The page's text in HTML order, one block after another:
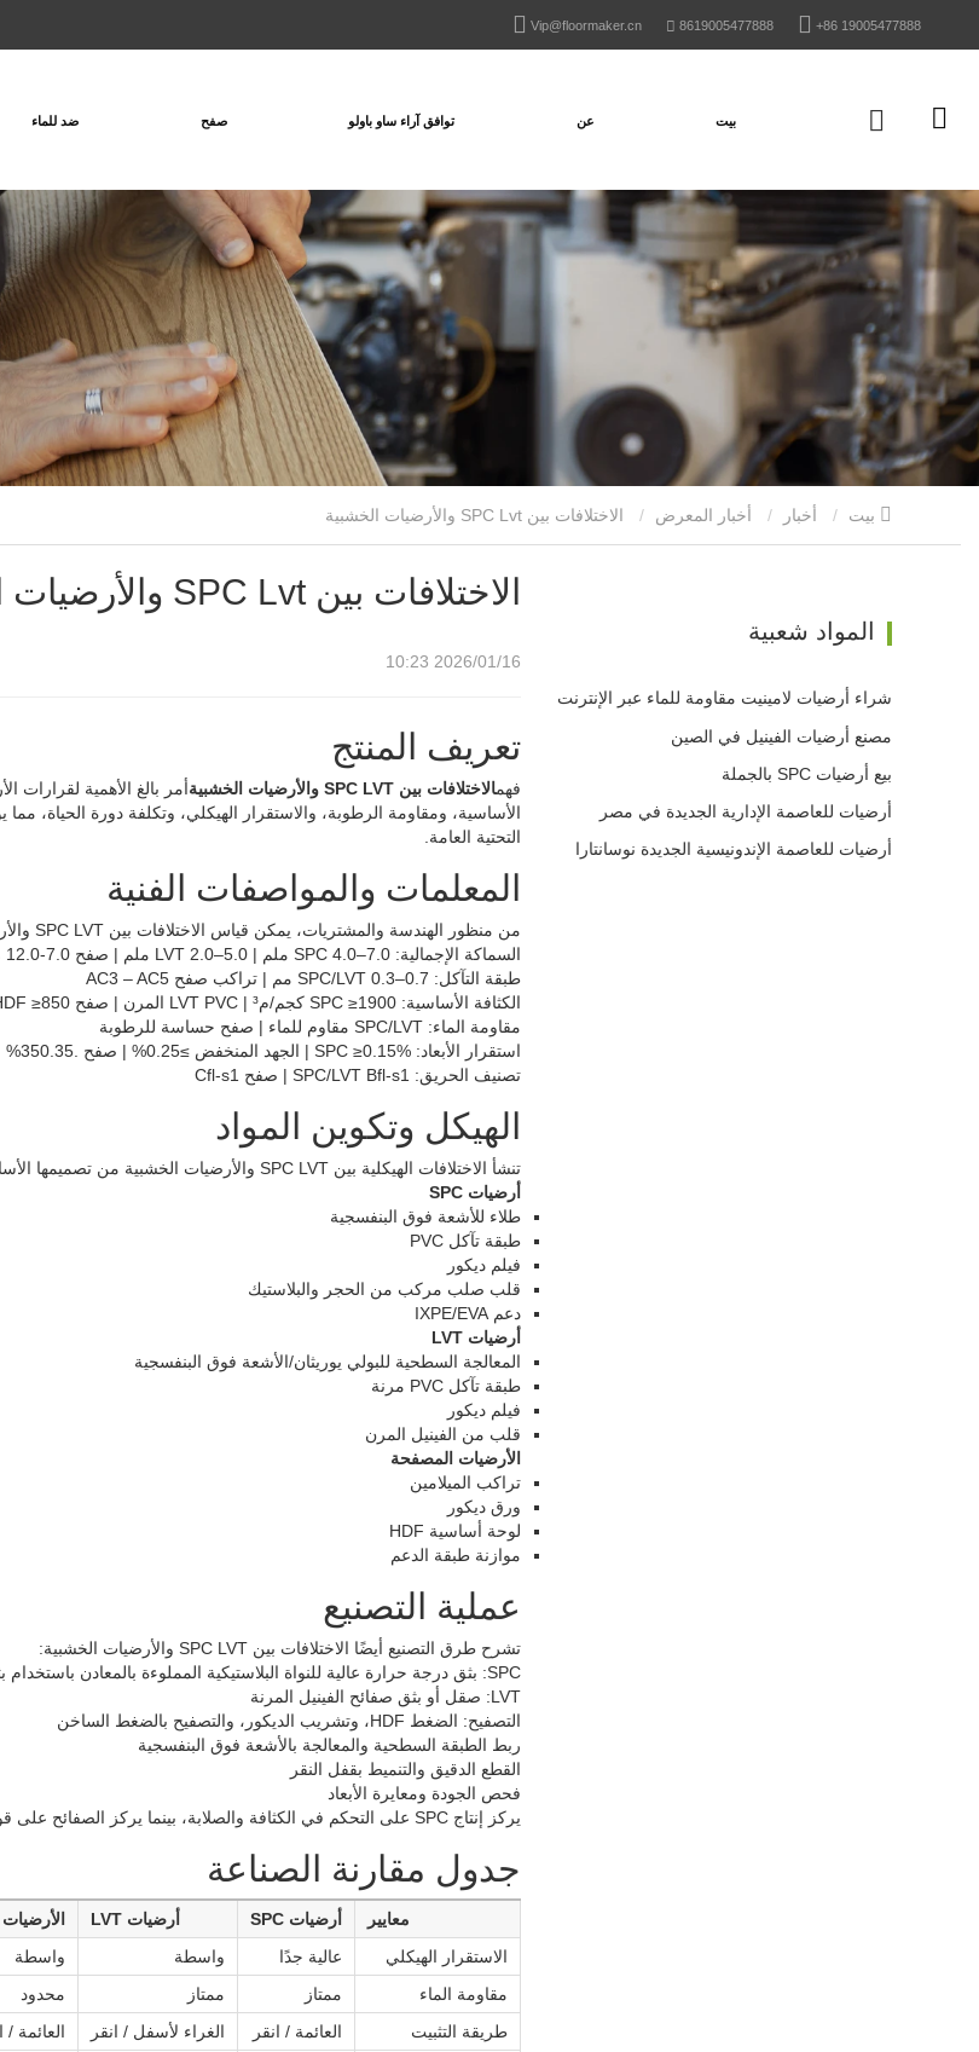
+86 19005477888
8619005477888
Vip@floormaker.cn
بيت عن توافق آراء ساو باولو صفح ضد للماء
أخبار أخبار المعرض
الاختلافات بين SPC Lvt والأرضيات الخشبية
2026/01/16 10:23
تعريف المنتج
فهمالاختلافات بين SPC LVT والأرضيات الخشبية
أمر بالغ الأهمية لقرارات
الأساسية، ومقاومة الرطوبة، والاستقرار الهيكلي، وتكلفة دورة الحياة،
التحتية العامة.
المعلمات والمواصفات الفنية
من منظور الهندسة والمشتريات، يمكن قياس الاختلافات بين SPC LVT والأرضيات الخشبية باستخدام المؤشرات الفنية الموحدة:
السماكة الإجمالية: SPC 4.0–7.0 ملم | LVT 2.0–5.0 ملم | صفح 7.0-12.0 ملم
طبقة التآكل: SPC/LVT 0.3–0.7 مم | تراكب صفح AC3 – AC5
الكثافة الأساسية: SPC ≥1900 كجم/م³ | LVT PVC المرن | صفح HDF ≥850 كجم / م 3
مقاومة الماء: SPC/LVT مقاوم للماء | صفح حساسة للرطوبة
استقرار الأبعاد: SPC ≥0.15% | الجهد المنخفض ≥0.25% | صفح .350.35%
تصنيف الحريق: SPC/LVT Bfl-s1 | صفح Cfl-s1
الهيكل وتكوين المواد
تنشأ الاختلافات الهيكلية بين SPC LVT والأرضيات الخشبية من تصميمها الأساسي والسطحي:
أرضيات SPC
طلاء للأشعة فوق البنفسجية
طبقة تآكل PVC
فيلم ديكور
قلب صلب مركب من الحجر والبلاستيك
دعم IXPE/EVA
أرضيات LVT
المعالجة السطحية للبولي يوريثان/الأشعة فوق البنفسجية
طبقة تآكل PVC مرنة
فيلم ديكور
قلب من الفينيل المرن
الأرضيات المصفحة
تراكب الميلامين
ورق ديكور
لوحة أساسية HDF
موازنة طبقة الدعم
عملية التصنيع
تشرح طرق التصنيع أيضًا الاختلافات بين SPC LVT والأرضيات الخشبية:
SPC: بثق درجة حرارة عالية للنواة البلاستيكية المملوءة بالمعادن باستخدام بثق مزدوج اللولب
LVT: صقل أو بثق صفائح الفينيل المرنة
التصفيح: الضغط HDF، وتشريب الديكور، والتصفيح بالضغط الساخن
ربط الطبقة السطحية والمعالجة بالأشعة فوق البنفسجية
القطع الدقيق والتنميط بقفل النقر
فحص الجودة ومعايرة الأبعاد
يركز إنتاج SPC على التحكم في الكثافة والصلابة، بينما يركز الصفائح على قوة اللوح وعزل الرطوبة.
جدول مقارنة الصناعة
معايير أرضيات SPC أرضيات LVT
الاستقرار الهيكلي
عالية جدًا واسطة
واسطة
مقاومة الماء
ممتاز ممتاز
محدود
طريقة التثبيت
العائمة / انقر الغراء لأسفل / انقر
العائمة /
المواد شعبية
شراء أرضيات لامينيت مقاومة للماء عبر الإنترنت
مصنع أرضيات الفينيل في الصين
بيع أرضيات SPC بالجملة
أرضيات للعاصمة الإدارية الجديدة في مصر
أرضيات للعاصمة الإندونيسية الجديدة نوسانتارا